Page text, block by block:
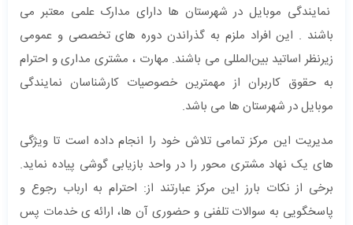
نمایندگی موبایل در شهرستان ها دارای مدارک علمی معتبر می
باشند . این افراد ملزم به گذراندن دوره ‌های تخصصی و عمومی
زیرنظر اساتید بین‌المللی می باشند. مهارت ، مشتری مداری و احترام
به حقوق کاربران از مهمترین خصوصیات کارشناسان نمایندگی
موبایل در شهرستان ها می باشد.
مدیریت این مرکز تمامی تلاش خود را انجام داده است تا ویژگی
‌های یک نهاد مشتر‌ی‌ محور را در واحد بازیابی گوشی پیاده‌ نماید.
برخی از نکات بارز این مرکز عبارتند از: احترام به ارباب رجوع و
پاسخگویی به سوالات تلفنی و حضوری آن ها، ارائه‌ ی خدمات پس